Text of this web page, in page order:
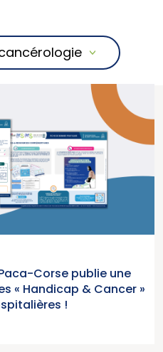
Corse publie une
« Handicap & Cancer »
!